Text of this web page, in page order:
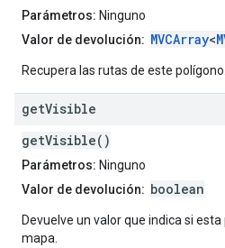
Parámetros: Ninguno
Valor de devolución: MVCArray<
Recupera las rutas de este polígono.
getVisible
getVisible()
Parámetros: Ninguno
Valor de devolución: boolean
Devuelve un valor que indica si esta
mapa.